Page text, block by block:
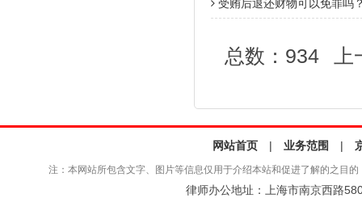
受贿后退还财物可以免罪吗
总数：934
网站首页 | 业务范围 |
注：本网站所包含文字、图片等信息仅用于介绍本站和促进了解的之目
律师办公地址：上海市南京西路